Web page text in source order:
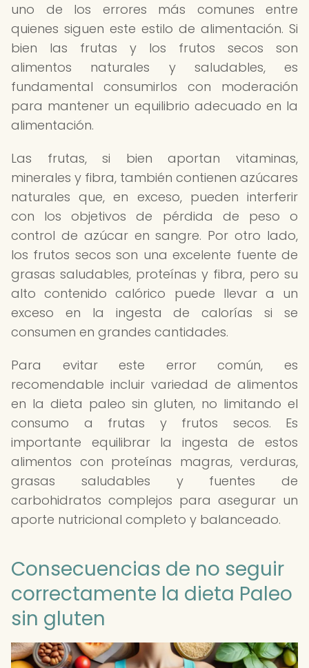
uno de los errores más comunes entre
quienes siguen este estilo de alimentación. Si
bien las frutas y los frutos secos son
alimentos naturales y saludables, es
fundamental consumirlos con moderación
para mantener un equilibrio adecuado en la
alimentación.
Las frutas, si bien aportan vitaminas,
minerales y fibra, también contienen azúcares
naturales que, en exceso, pueden interferir
con los objetivos de pérdida de peso o
control de azúcar en sangre. Por otro lado,
los frutos secos son una excelente fuente de
grasas saludables, proteínas y fibra, pero su
alto contenido calórico puede llevar a un
exceso en la ingesta de calorías si se
consumen en grandes cantidades.
Para evitar este error común, es
recomendable incluir variedad de alimentos
en la dieta paleo sin gluten, no limitando el
consumo a frutas y frutos secos. Es
importante equilibrar la ingesta de estos
alimentos con proteínas magras, verduras,
grasas saludables y fuentes de
carbohidratos complejos para asegurar un
aporte nutricional completo y balanceado.
Consecuencias de no seguir
correctamente la dieta Paleo
sin gluten